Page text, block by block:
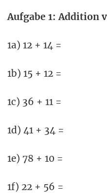
Aufgabe 1: Addition
1a) 12 + 14 =
1b) 15 + 12 =
1c) 36 + 11 =
1d) 41 + 34 =
1e) 78 + 10 =
1f) 22 + 56 =